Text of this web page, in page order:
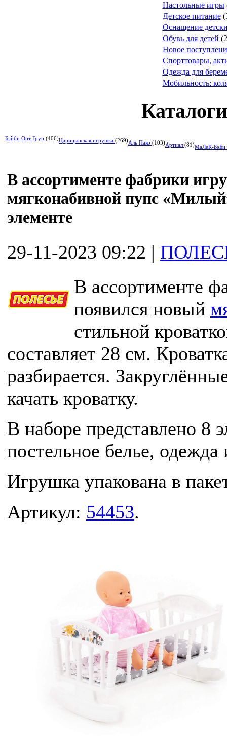
Настольные игры
Детское питание
Оснащение
Обувь для детей
Новое
Спорттовары,
Одежда для
Мобильность:
Бэйби Опт Груп (406)Царицынская игрушка (269)Аль Пако (103)Артиал (81)МаЛеК-БэБи
В ассортименте фабрики
мягконабивной пупс
элементе
29-11-2023 09:22 |
В ассортименте
появился новый
стильной
составляет 28 см.
разбирается.
качать кроватку.
В наборе представлено 8
постельное белье, одежда
Игрушка упакована в
Артикул: 54453.